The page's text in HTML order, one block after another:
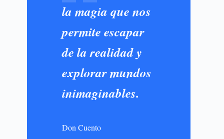
la magia que nos
permite escapar
de la realidad y
explorar mundos
inimaginables.
Don Cuento